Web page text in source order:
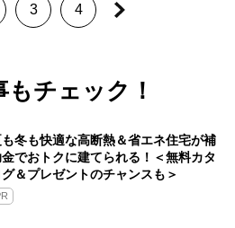
3 4
もチェック！
冬も快適な高断熱＆省エネ住宅が補
金でおトクに建てられる！＜無料カタ
グ＆プレゼントのチャンスも＞